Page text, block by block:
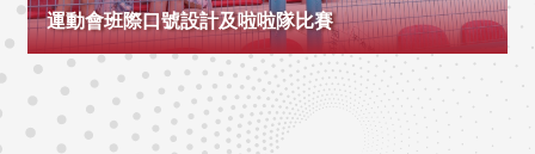
運動會班際口號設計及啦啦隊比賽